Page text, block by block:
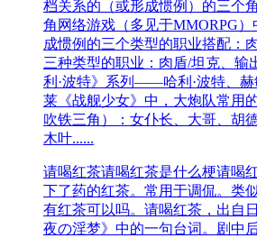
档关系的（或形成惯例）的三个
角网络游戏（多见于MMORPG
成惯例的三个类型的职业搭配：
三种类型的职业：肉盾/坦克、输
利·波特》系列——哈利·波特、赫
莱《战舰少女》中，大炮队常用
吹铁三角）：女仆长、大哥、胡
木叶......
请喝红茶请喝红茶是什么梗请喝
下了药的红茶。常用于调侃。类
有红茶可以吗。请喝红茶，出自
夜の淫梦》中的一句台词。剧中